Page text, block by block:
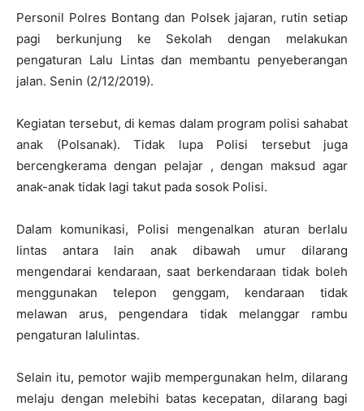
Personil Polres Bontang dan Polsek jajaran, rutin setiap
pagi berkunjung ke Sekolah dengan melakukan
pengaturan Lalu Lintas dan membantu penyeberangan
jalan. Senin (2/12/2019).
Kegiatan tersebut, di kemas dalam program polisi sahabat
anak (Polsanak). Tidak lupa Polisi tersebut juga
bercengkerama dengan pelajar , dengan maksud agar
anak-anak tidak lagi takut pada sosok Polisi.
Dalam komunikasi, Polisi mengenalkan aturan berlalu
lintas antara lain anak dibawah umur dilarang
mengendarai kendaraan, saat berkendaraan tidak boleh
menggunakan telepon genggam, kendaraan tidak
melawan arus, pengendara tidak melanggar rambu
pengaturan lalulintas.
Selain itu, pemotor wajib mempergunakan helm, dilarang
melaju dengan melebihi batas kecepatan, dilarang bagi